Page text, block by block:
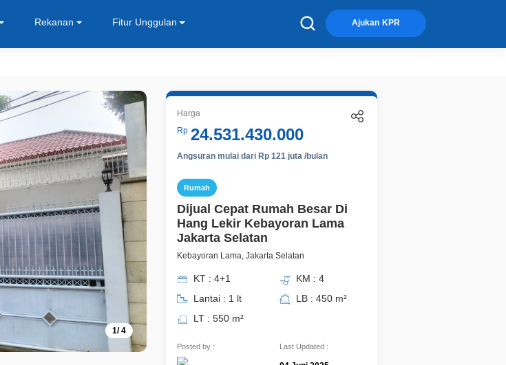
Rekanan Fitur Unggulan Ajukan KPR
1/4
Harga
Rp 24.531.430.000
Angsuran mulai dari Rp 121 juta /bulan
Rumah
Dijual Cepat Rumah Besar Di
Hang Lekir Kebayoran Lama
Jakarta Selatan
Kebayoran Lama, Jakarta Selatan
KT : 4+1
KM : 4
Lantai : 1 lt
LB : 450 m²
LT : 550 m²
Posted by : Last Updated :